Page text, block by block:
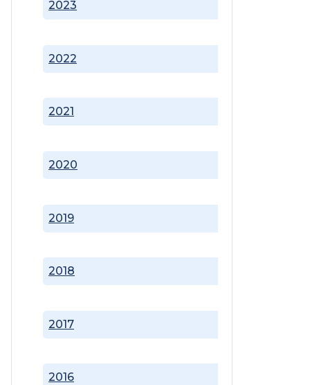
2016
2017
2018
2019
2020
2021
2022
2023